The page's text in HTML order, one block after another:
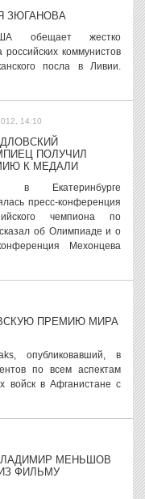
ЗЮГАНОВА
обещает жестко
коммунистов
посла в Ливии.
14:10
ПОЛУЧИЛ
К МЕДАЛИ
в Екатеринбурге
пресс-конференция
чемпиона по
об Олимпиаде и о
Мехонцева
ПРЕМИЮ МИРА
опубликовавший, в
по всем аспектам
войск в Афганистане с
МЕНЬШОВ
ФИЛЬМУ